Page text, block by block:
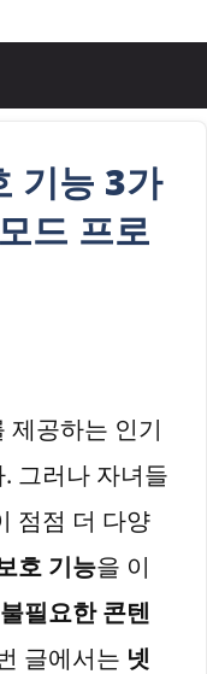
기능 3가
드 프로
제공하는 인기
그러나 자녀들
점점 더 다양
호 기능을 이
불필요한 콘텐
글에서는 넷